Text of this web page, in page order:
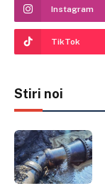
Instagram
TikTok
Stiri noi